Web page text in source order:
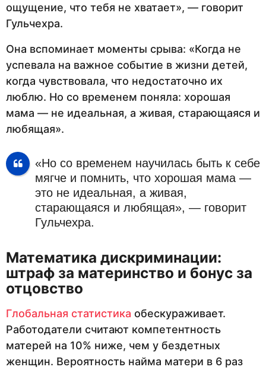
ощущение, что тебя не хватает», — говорит
Гульчехра.
Она вспоминает моменты срыва: «Когда не
успевала на важное событие в жизни детей,
когда чувствовала, что недостаточно их
люблю. Но со временем поняла: хорошая
мама — не идеальная, а живая, старающаяся и
любящая».
«Но со временем научилась быть к себе
мягче и помнить, что хорошая мама —
это не идеальная, а живая,
старающаяся и любящая», — говорит
Гульчехра.
Математика дискриминации:
штраф за материнство и бонус за
отцовство
Глобальная статистика обескураживает.
Работодатели считают компетентность
матерей на 10% ниже, чем у бездетных
женщин. Вероятность найма матери в 6 раз